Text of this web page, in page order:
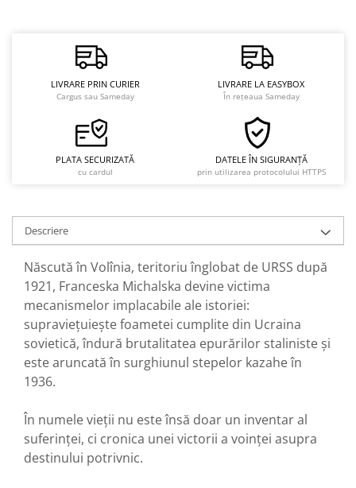
LIVRARE PRIN CURIER
Cargus sau Sameday
LIVRARE LA EASYBOX
În rețeaua Sameday
PLATA SECURIZATĂ
cu cardul
DATELE ÎN SIGURANȚĂ
prin utilizarea protocolului HTTPS
Descriere
Născută în Volînia, teritoriu înglobat de URSS după
1921, Franceska Michalska devine victima
mecanismelor implacabile ale istoriei:
supraviețuiește foametei cumplite din Ucraina
sovietică, îndură brutalitatea epurărilor staliniste și
este aruncată în surghiunul stepelor kazahe în
1936.
În numele vieții nu este însă doar un inventar al
suferinței, ci cronica unei victorii a voinței asupra
destinului potrivnic.